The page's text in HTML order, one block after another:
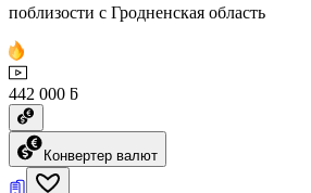
поблизости с Гродненская область
442 000 ƃ
Конвертер валют